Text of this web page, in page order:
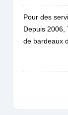
Pour des
Depuis 2006,
de bardeaux